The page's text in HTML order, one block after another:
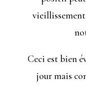
Ceci est bien
jour mais